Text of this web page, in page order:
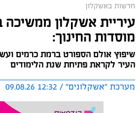
חדשות באשקלון
עיריית אשקלון ממשיכה
מוסדות החינוך:
שיפוץ אולם הספורט ברמת כרמים
העיר לקראת פתיחת שנת הלימודים
מערכת "אשקלונים" / 12:32 09.08.26